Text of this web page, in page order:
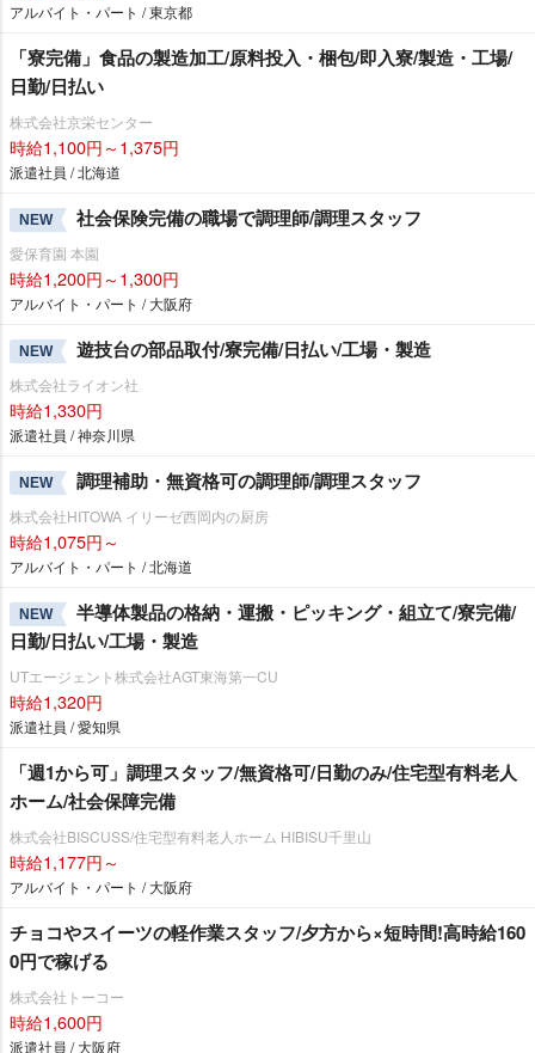
アルバイト・パート / 東京都
「寮完備」食品の製造加工/原料投入・梱包/即入寮/製造・工場/
日勤/日払い
株式会社京栄センター
時給1,100円～1,375円
派遣社員 / 北海道
NEW 社会保険完備の職場で調理師/調理スタッフ
愛保育園 本園
時給1,200円～1,300円
アルバイト・パート / 大阪府
NEW 遊技台の部品取付/寮完備/日払い/工場・製造
株式会社ライオン社
時給1,330円
派遣社員 / 神奈川県
NEW 調理補助・無資格可の調理師/調理スタッフ
株式会社HITOWA イリーゼ西岡内の厨房
時給1,075円～
アルバイト・パート / 北海道
NEW
半導体製品の格納・運搬・ピッキング・組立て/寮完備/
日勤/日払い/工場・製造
UTエージェント株式会社AGT東海第一CU
時給1,320円
派遣社員 / 愛知県
「週1から可」調理スタッフ/無資格可/日勤のみ/住宅型有料老人
ホーム/社会保障完備
株式会社BISCUSS/住宅型有料老人ホーム HIBISU千里山
時給1,177円～
アルバイト・パート / 大阪府
チョコやスイーツの軽作業スタッフ/夕方から×短時間!高時給160
0円で稼げる
株式会社トーコー
時給1,600円
派遣社員 / 大阪府